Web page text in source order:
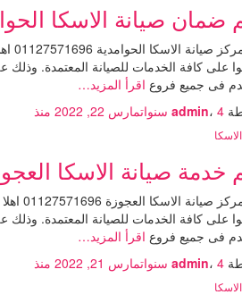
صيانة الاسكا الحوامدية 01225025360 توكيل صيانة
على كافة الخدمات للصيانة المعتمدة. وذلك
فى جميع فروع اقرأ المزيد…
admin، 4 سنوات مارس 22, 2022 منذ
الاسكا العجوزة 01225025360 توكيل صيانة الاسكا العجوزة
رقم
على كافة الخدمات للصيانة المعتمدة. وذلك
فى جميع فروع اقرأ المزيد…
admin، 4 سنوات مارس 21, 2022 منذ